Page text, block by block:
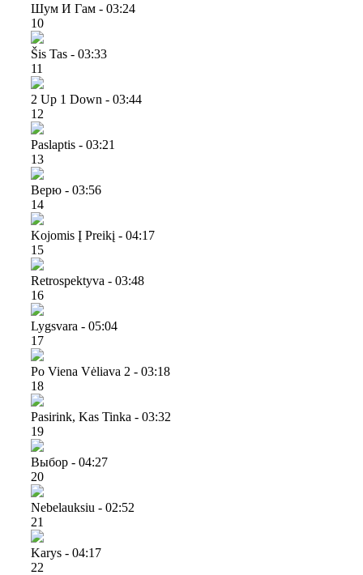
Шум И Гам - 03:24
10
Šis Tas - 03:33
11
2 Up 1 Down - 03:44
12
Paslaptis - 03:21
13
Верю - 03:56
14
Kojomis Į Preikį - 04:17
15
Retrospektyva - 03:48
16
Lygsvara - 05:04
17
Po Viena Vėliava 2 - 03:18
18
Pasirink, Kas Tinka - 03:32
19
Выбор - 04:27
20
Nebelauksiu - 02:52
21
Karys - 04:17
22